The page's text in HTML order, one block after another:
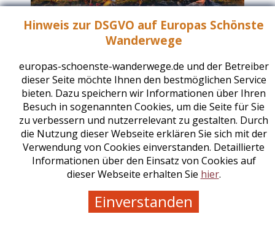
Die Blaue Landestour
Ungarn
Hinweis zur DSGVO auf Europas Schönste
Wanderwege
europas-schoenste-wanderwege.de und der Betreiber
dieser Seite möchte Ihnen den bestmöglichen Service
bieten. Dazu speichern wir Informationen über Ihren
Besuch in sogenannten Cookies, um die Seite für Sie
zu verbessern und nutzerrelevant zu gestalten. Durch
die Nutzung dieser Webseite erklären Sie sich mit der
Verwendung von Cookies einverstanden. Detaillierte
Informationen über den Einsatz von Cookies auf
dieser Webseite erhalten Sie hier.
Einverstanden